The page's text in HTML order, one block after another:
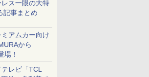
ス一眼の大特
記事まとめ
アムカー向け
から
場！
レビ「TCL